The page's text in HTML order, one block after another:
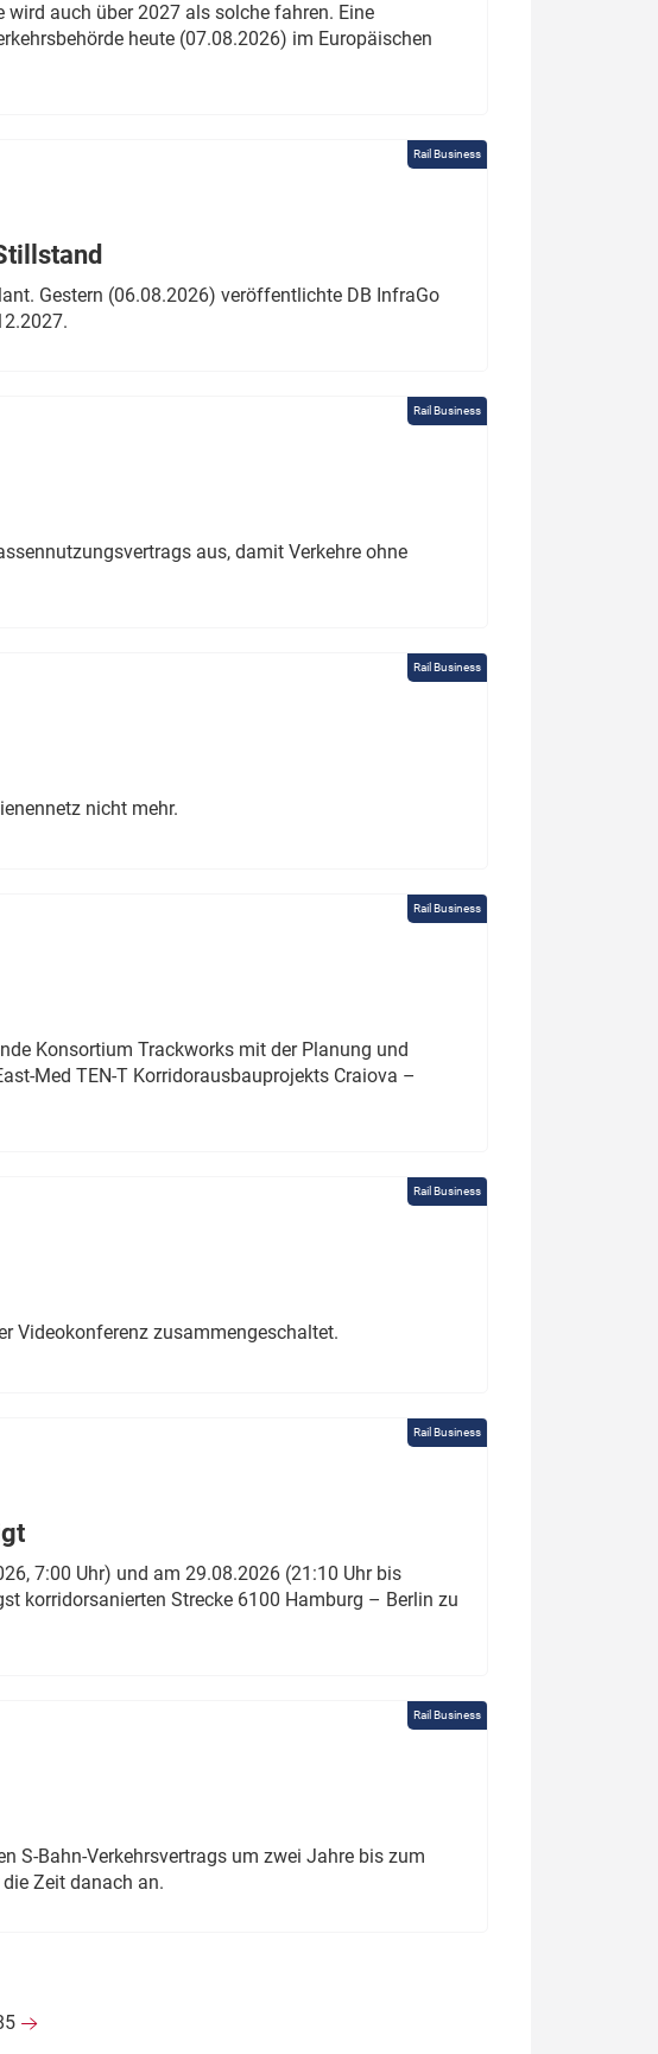
auch über 2027 als solche fahren. Eine
heute (07.08.2026) im Europäischen
Rail Business
Gestern (06.08.2026) veröffentlichte DB InfraGo
Rail Business
aus, damit Verkehre ohne
Rail Business
nicht mehr.
Rail Business
Konsortium Trackworks mit der Planung und
Med TEN-T Korridorausbauprojekts Craiova –
Rail Business
Videokonferenz zusammengeschaltet.
Rail Business
7:00 Uhr) und am 29.08.2026 (21:10 Uhr bis
korridorsanierten Strecke 6100 Hamburg – Berlin zu
Rail Business
S-Bahn-Verkehrsvertrags um zwei Jahre bis zum
Zeit danach an.